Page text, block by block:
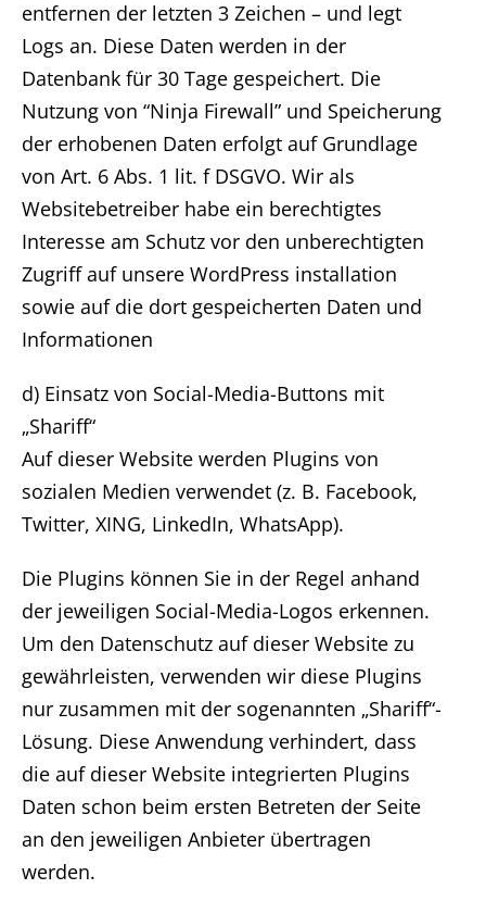
entfernen der letzten 3 Zeichen – und legt
Logs an. Diese Daten werden in der
Datenbank für 30 Tage gespeichert. Die
Nutzung von “Ninja Firewall” und Speicherung
der erhobenen Daten erfolgt auf Grundlage
von Art. 6 Abs. 1 lit. f DSGVO. Wir als
Websitebetreiber habe ein berechtigtes
Interesse am Schutz vor den unberechtigten
Zugriff auf unsere WordPress installation
sowie auf die dort gespeicherten Daten und
Informationen
d) Einsatz von Social-Media-Buttons mit
„Shariff“
Auf dieser Website werden Plugins von
sozialen Medien verwendet (z. B. Facebook,
Twitter, XING, LinkedIn, WhatsApp).
Die Plugins können Sie in der Regel anhand
der jeweiligen Social-Media-Logos erkennen.
Um den Datenschutz auf dieser Website zu
gewährleisten, verwenden wir diese Plugins
nur zusammen mit der sogenannten „Shariff“-
Lösung. Diese Anwendung verhindert, dass
die auf dieser Website integrierten Plugins
Daten schon beim ersten Betreten der Seite
an den jeweiligen Anbieter übertragen
werden.